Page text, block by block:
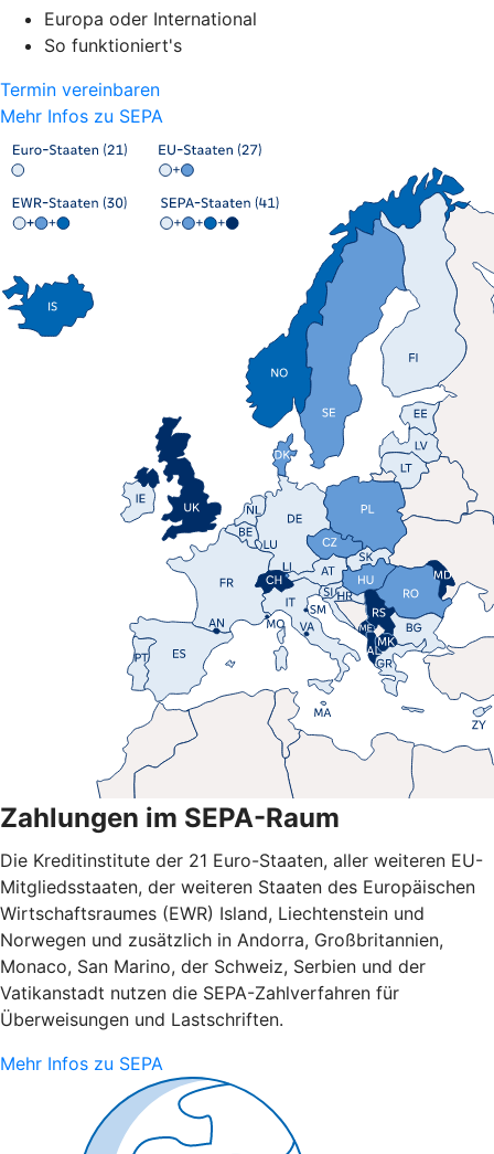
Europa oder International
So funktioniert's
Termin vereinbaren
Mehr Infos zu SEPA
Zahlungen im SEPA-Raum
Die Kreditinstitute der 21 Euro-Staaten, aller weiteren EU-
Mitgliedsstaaten, der weiteren Staaten des Europäischen
Wirtschaftsraumes (EWR) Island, Liechtenstein und
Norwegen und zusätzlich in Andorra, Großbritannien,
Monaco, San Marino, der Schweiz, Serbien und der
Vatikanstadt nutzen die SEPA-Zahlverfahren für
Überweisungen und Lastschriften.
Mehr Infos zu SEPA